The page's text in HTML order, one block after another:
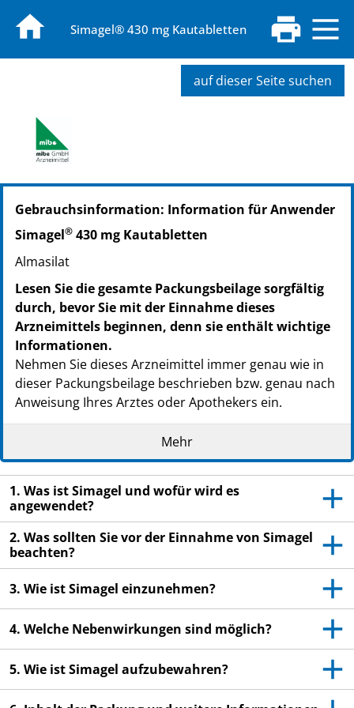
Simagel® 430 mg Kautabletten
auf dieser Seite suchen
PZN: 04081343
PPN: 110408134311
GTIN: 04251520702509
PPN: 110408136664
GTIN: 04251520702516
PZN: 06159003
PPN: 110615900303
GTIN: 04251520702523
Gebrauchsinformation: Information für Anwender
Simagel® 430 mg Kautabletten
Almasilat
Lesen Sie die gesamte Packungsbeilage sorgfältig
durch, bevor Sie mit der Einnahme dieses
Arzneimittels beginnen, denn sie enthält wichtige
Informationen.
Nehmen Sie dieses Arzneimittel immer genau wie in
dieser Packungsbeilage beschrieben bzw. genau nach
Anweisung Ihres Arztes oder Apothekers ein.
Heben Sie die Packungsbeilage auf. Vielleicht
möchten Sie diese später nochmals lesen.
Fragen Sie Ihren Apotheker, wenn Sie weitere
Informationen oder einen Rat benötigen.
Wenn Sie Nebenwirkungen bemerken, wenden Sie
sich an Ihren Arzt oder Apotheker. Dies gilt auch
für Nebenwirkungen, die nicht in dieser
Packungsbeilage angegeben sind. Siehe Abschnitt
4.
Wenn Sie sich nach 2 Wochen nicht besser oder
gar schlechter fühlen, wenden Sie sich an Ihren
Arzt.
Mehr
1. Was ist Simagel und wofür wird es
angewendet?
2. Was sollten Sie vor der Einnahme von Simagel
beachten?
3. Wie ist Simagel einzunehmen?
4. Welche Nebenwirkungen sind möglich?
5. Wie ist Simagel aufzubewahren?